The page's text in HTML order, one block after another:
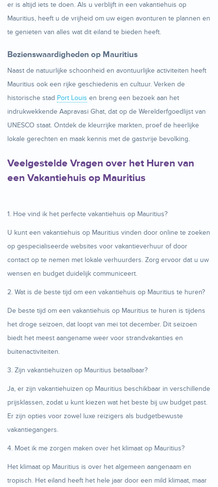
er is altijd iets te doen. Als u verblijft in een vakantiehuis op
Mauritius, heeft u de vrijheid om uw eigen avonturen te plannen en
te genieten van alles wat dit eiland te bieden heeft.
Bezienswaardigheden op Mauritius
Naast de natuurlijke schoonheid en avontuurlijke activiteiten heeft
Mauritius ook een rijke geschiedenis en cultuur. Verken de
historische stad Port Louis en breng een bezoek aan het
indrukwekkende Aapravasi Ghat, dat op de Werelderfgoedlijst van
UNESCO staat. Ontdek de kleurrijke markten, proef de heerlijke
lokale gerechten en maak kennis met de gastvrije bevolking.
Veelgestelde Vragen over het Huren van
een Vakantiehuis op Mauritius
1. Hoe vind ik het perfecte vakantiehuis op Mauritius?
U kunt een vakantiehuis op Mauritius vinden door online te zoeken
op gespecialiseerde websites voor vakantieverhuur of door
contact op te nemen met lokale verhuurders. Zorg ervoor dat u uw
wensen en budget duidelijk communiceert.
2. Wat is de beste tijd om een vakantiehuis op Mauritius te huren?
De beste tijd om een vakantiehuis op Mauritius te huren is tijdens
het droge seizoen, dat loopt van mei tot december. Dit seizoen
biedt het meest aangename weer voor strandvakanties en
buitenactiviteiten.
3. Zijn vakantiehuizen op Mauritius betaalbaar?
Ja, er zijn vakantiehuizen op Mauritius beschikbaar in verschillende
prijsklassen, zodat u kunt kiezen wat het beste bij uw budget past.
Er zijn opties voor zowel luxe reizigers als budgetbewuste
vakantiegangers.
4. Moet ik me zorgen maken over het klimaat op Mauritius?
Het klimaat op Mauritius is over het algemeen aangenaam en
tropisch. Het eiland heeft het hele jaar door een mild klimaat, maar